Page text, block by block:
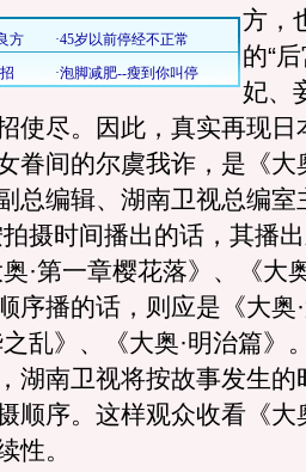
方，
的“
妃、
使尽。因此，真实再现日
眷间的尔虞我诈，是《大
总编辑、湖南卫视总编室
摄时间播出的话，其播
·第一章樱花落》、《大
序播的话，则应是《大奥
乱》、《大奥·明治篇》
湖南卫视将按故事发生的
顺序。这样观众收看《大
性。